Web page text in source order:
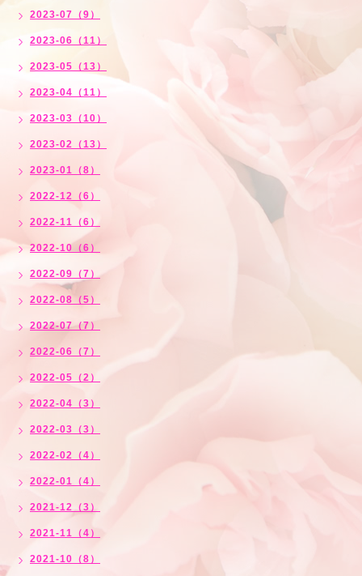
2023-07（9）
2023-06（11）
2023-05（13）
2023-04（11）
2023-03（10）
2023-02（13）
2023-01（8）
2022-12（6）
2022-11（6）
2022-10（6）
2022-09（7）
2022-08（5）
2022-07（7）
2022-06（7）
2022-05（2）
2022-04（3）
2022-03（3）
2022-02（4）
2022-01（4）
2021-12（3）
2021-11（4）
2021-10（8）